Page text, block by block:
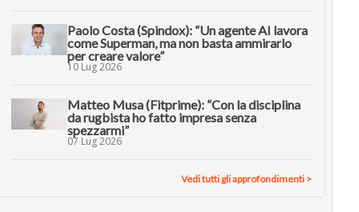
Paolo Costa (Spindox): “Un agente AI lavora
come Superman, ma non basta ammirarlo
per creare valore”
10 Lug 2026
Matteo Musa (Fitprime): “Con la disciplina
da rugbista ho fatto impresa senza
spezzarmi”
07 Lug 2026
Vedi tutti gli approfondimenti >